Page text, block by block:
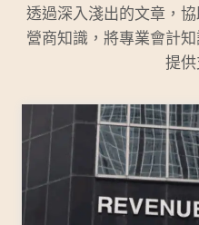
透過深入淺出的文章，
營商知識，將專業會計
提供